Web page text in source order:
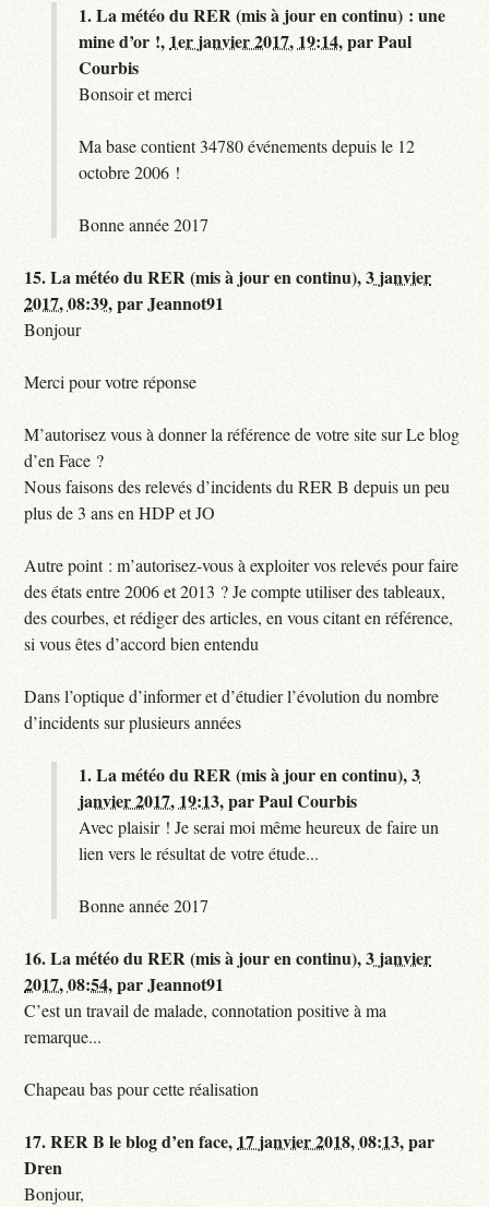
1.La météo du RER (mis à jour en continu) : une
mine d’or !, 1er janvier 2017, 19:14,parPaul
Courbis
Bonsoir et merci
Ma base contient 34780 événements depuis le 12
octobre 2006 !
Bonne année 2017
15.La météo du RER (mis à jour en continu),3 janvier
2017, 08:39,parJeannot91
Bonjour
Merci pour votre réponse
M’autorisez vous à donner la référence de votre site sur Le blog
d’en Face ?
Nous faisons des relevés d’incidents du RER B depuis un peu
plus de 3 ans en HDP et JO
Autre point : m’autorisez-vous à exploiter vos relevés pour faire
des états entre 2006 et 2013 ? Je compte utiliser des tableaux,
des courbes, et rédiger des articles, en vous citant en référence,
si vous êtes d’accord bien entendu
Dans l’optique d’informer et d’étudier l’évolution du nombre
d’incidents sur plusieurs années
1.La météo du RER (mis à jour en continu),3
janvier 2017, 19:13,parPaul Courbis
Avec plaisir ! Je serai moi même heureux de faire un
lien vers le résultat de votre étude...
Bonne année 2017
16.La météo du RER (mis à jour en continu),3 janvier
2017, 08:54,parJeannot91
C’est un travail de malade, connotation positive à ma
remarque...
Chapeau bas pour cette réalisation
17.RER B le blog d’en face, 17 janvier 2018, 08:13,par
Dren
Bonjour,